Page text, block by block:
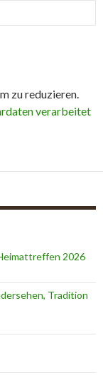
zu reduzieren.
verarbeitet
2026
Tradition